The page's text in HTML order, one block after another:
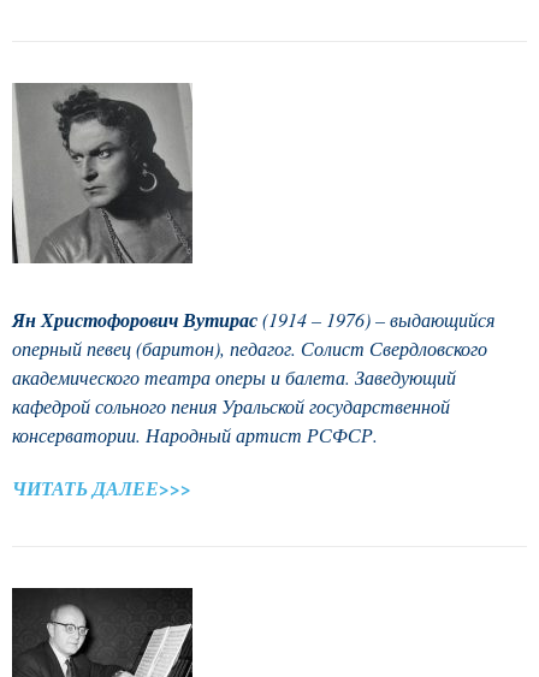
Ян Христофорович Вутирас(1914 – 1976) – выдающийся
оперный певец (баритон), педагог. Солист Свердловского
академического театра оперы и балета. Заведующий
кафедрой сольного пения Уральской государственной
консерватории. Народный артист РСФСР.
ЧИТАТЬ ДАЛЕЕ>>>